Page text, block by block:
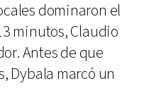
dominaron el
minutos, Claudio
Antes de que
Dybala marcó un